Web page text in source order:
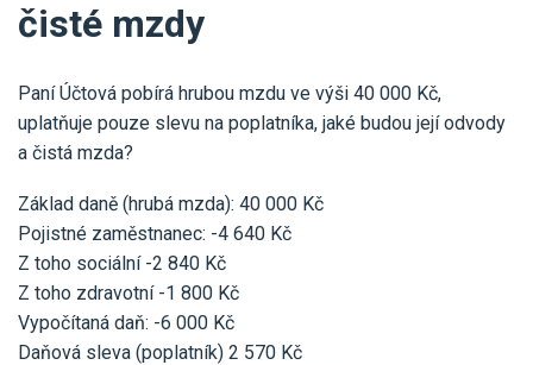
čisté mzdy
Paní Účtová pobírá hrubou mzdu ve výši 40 000 Kč,
uplatňuje pouze slevu na poplatníka, jaké budou její odvody
a čistá mzda?
Základ daně (hrubá mzda): 40 000 Kč
Pojistné zaměstnanec: -4 640 Kč
Z toho sociální -2 840 Kč
Z toho zdravotní -1 800 Kč
Vypočítaná daň: -6 000 Kč
Daňová sleva (poplatník) 2 570 Kč